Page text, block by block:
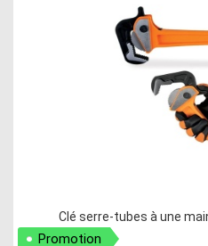
Clé serre-tubes à une
Promotion